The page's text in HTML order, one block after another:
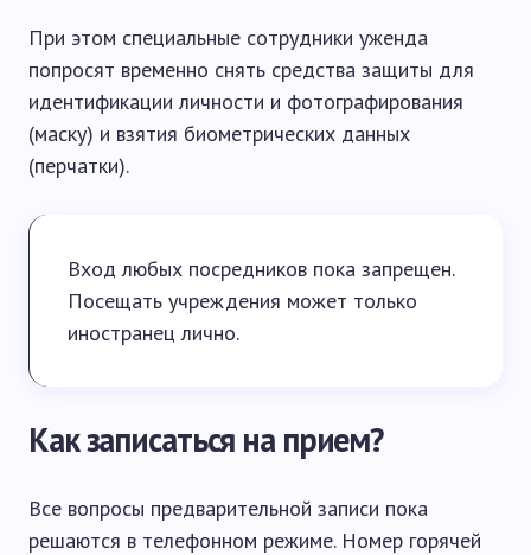
При этом специальные сотрудники уженда
попросят временно снять средства защиты для
идентификации личности и фотографирования
(маску) и взятия биометрических данных
(перчатки).
Вход любых посредников пока запрещен.
Посещать учреждения может только
иностранец лично.
Как записаться на прием?
Все вопросы предварительной записи пока
решаются в телефонном режиме. Номер горячей